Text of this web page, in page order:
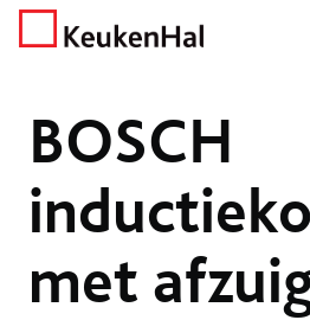
Home Nieuws
Nieuws
BOSCH inductiekookplaat met afzuiging
BOSCH
met